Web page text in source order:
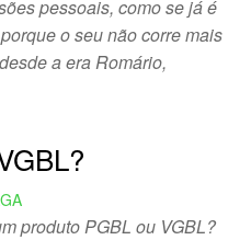
pessoais, como se já é
o seu não corre mais
a era Romário,
produto PGBL ou VGBL?